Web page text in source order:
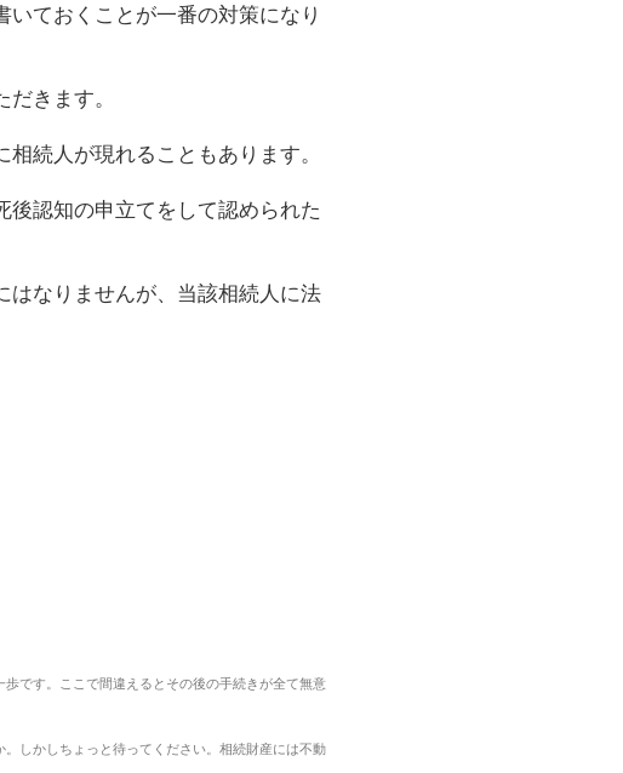
ておくことが一番の対策になり
きます。
続人が現れることもあります。
認知の申立てをして認められた
はなりませんが、当該相続人に法
です。ここで間違えるとその後の手続きが全て無意
しかしちょっと待ってください。相続財産には不動